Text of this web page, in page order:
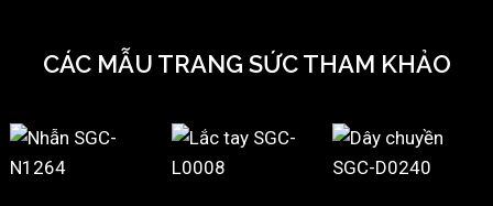
CÁC MẪU TRANG SỨC THAM KHẢO